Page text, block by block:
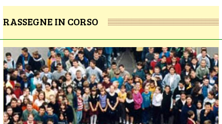
RASSEGNE IN CORSO